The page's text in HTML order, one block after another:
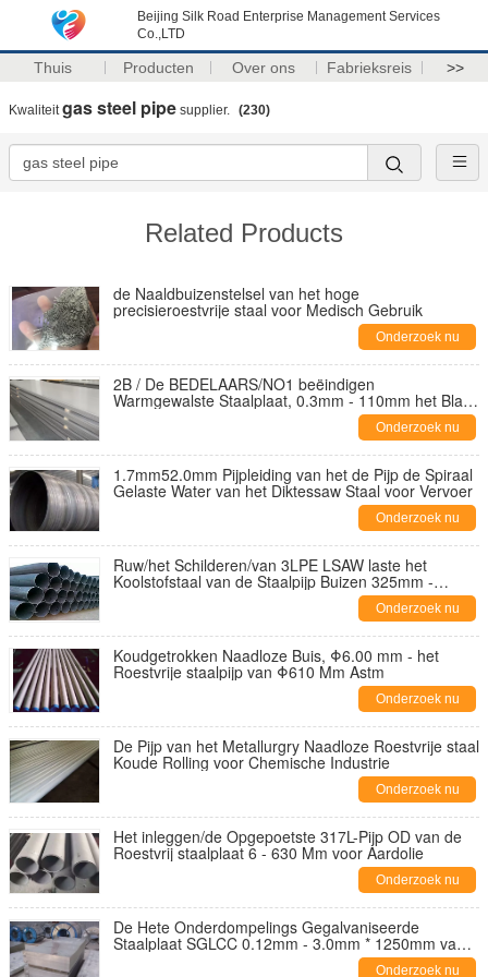
Beijing Silk Road Enterprise Management Services
Co.,LTD
Thuis Producten Over ons Fabrieksreis >>
Kwaliteitgas steel pipe supplier. (230)
Related Products
de Naaldbuizenstelsel van het hoge
precisieroestvrije staal voor Medisch Gebruik
Onderzoek nu
2B / De BEDELAARS/NO1 beëindigen
Warmgewalste Staalplaat, 0.3mm - 110mm het Blad
Onderzoek nu
1.7mm52.0mm Pijpleiding van het de Pijp de Spiraal
Gelaste Water van het Diktessaw Staal voor Vervoer
Onderzoek nu
Ruw/het Schilderen/van 3LPE LSAW laste het
Koolstofstaal van de Staalpijp Buizen 325mm -
Onderzoek nu
Koudgetrokken Naadloze Buis, Φ6.00 mm - het
Roestvrije staalpijp van Φ610 Mm Astm
Onderzoek nu
De Pijp van het Metallurgry Naadloze Roestvrije staal
Koude Rolling voor Chemische Industrie
Onderzoek nu
Het inleggen/de Opgepoetste 317L-Pijp OD van de
Roestvrij staalplaat 6 - 630 Mm voor Aardolie
Onderzoek nu
De Hete Onderdompelings Gegalvaniseerde
Staalplaat SGLCC 0.12mm - 3.0mm * 1250mm van
Onderzoek nu